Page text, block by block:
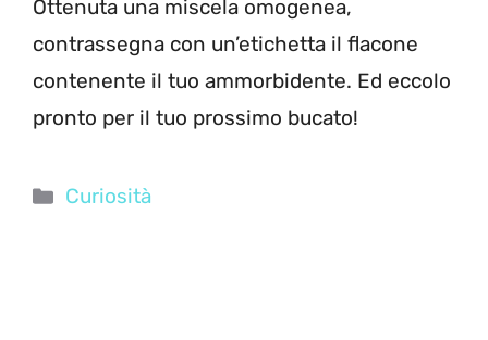
Ottenuta una miscela omogenea,
contrassegna con un’etichetta il flacone
contenente il tuo ammorbidente. Ed eccolo
pronto per il tuo prossimo bucato!
Categorie
Curiosità